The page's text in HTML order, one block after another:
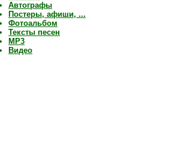
Автографы
Постеры, афиши, ...
Фотоальбом
Тексты песен
MP3
Видео